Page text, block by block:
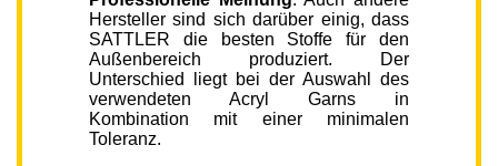
Hersteller sind sich darüber einig, dass
SATTLER die besten Stoffe für den
Außenbereich produziert. Der
Unterschied liegt bei der Auswahl des
verwendeten Acryl Garns in
Kombination mit einer minimalen
Toleranz.